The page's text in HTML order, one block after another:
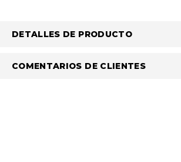
DETALLES DE PRODUCTO
COMENTARIOS DE CLIENTES